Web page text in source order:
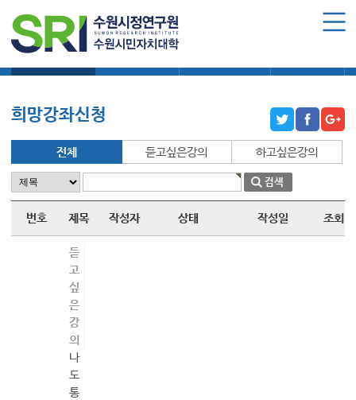
함께 걸어온 길
함께하는 곳
수강신청
마이페이지
희망강좌신청
전체 듣고싶은강의 하고싶은강의
번호 제목 작성자 상태 작성일 조회
듣
고
싶
은
강
의
나
도
통